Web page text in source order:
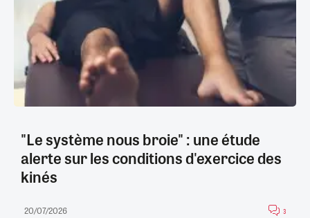
"Le système nous broie" : une étude
alerte sur les conditions d'exercice des
kinés
20/07/2026 3